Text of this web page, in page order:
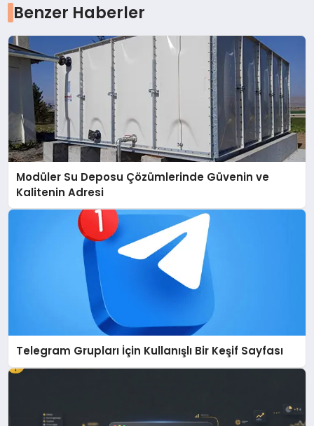
Benzer Haberler
Modüler Su Deposu Çözümlerinde Güvenin ve
Kalitenin Adresi
Telegram Grupları İçin Kullanışlı Bir Keşif Sayfası